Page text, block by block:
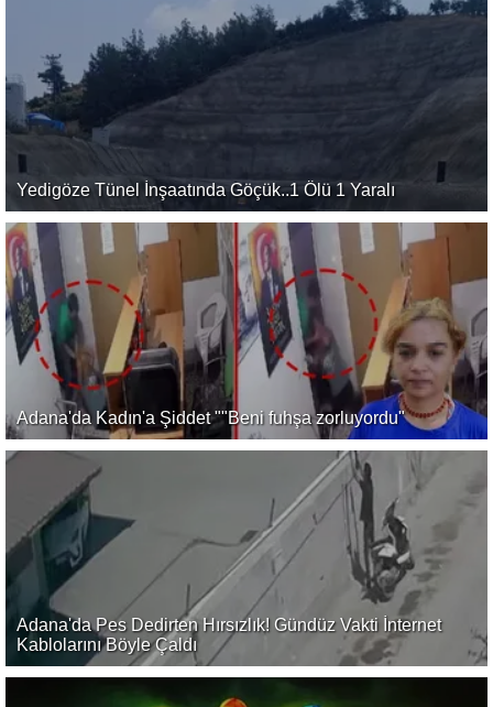
Yedigöze Tünel İnşaatında Göçük..1 Ölü 1 Yaralı
Adana'da Kadın'a Şiddet ""Beni fuhşa zorluyordu"
Adana'da Pes Dedirten Hırsızlık! Gündüz Vakti İnternet
Kablolarını Böyle Çaldı